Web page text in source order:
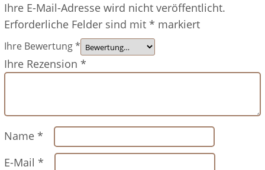
Ihre E-Mail-Adresse wird nicht veröffentlicht.
Erforderliche Felder sind mit * markiert
Ihre Bewertung*
Ihre Rezension *
Name *
E-Mail *